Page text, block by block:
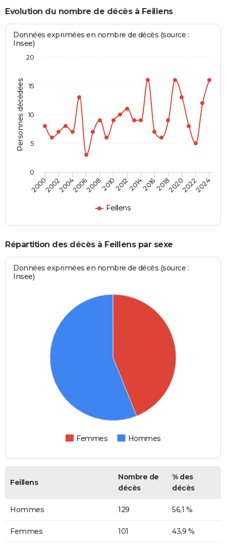
Evolution du nombre de décès à Feillens
Personnes décédées
Données exprimées en nombre de décès (source :
Insee)
Feillens
2000200220042006200820102012201420162018202020222024
0
5
10
15
20
Répartition des décès à Feillens par sexe
Données exprimées en nombre de décès (source :
Insee)
Femmes Hommes
Feillens
Nombre de
décès
% des
décès
Hommes 129 56,1 %
Femmes 101 43,9 %